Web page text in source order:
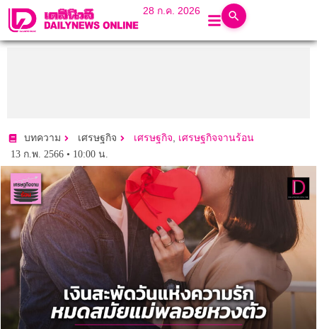
28 ก.ค. 2026
บทความ เศรษฐกิจ เศรษฐกิจ, เศรษฐกิจจานร้อน
13 ก.พ. 2566 • 10:00 น.